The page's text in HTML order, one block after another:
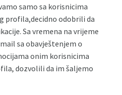
samo sa korisnicima
profila,decidno odobrili da
Sa vremena na vrijeme
sa obavještenjem o
onim korisnicima
dozvolili da im šaljemo